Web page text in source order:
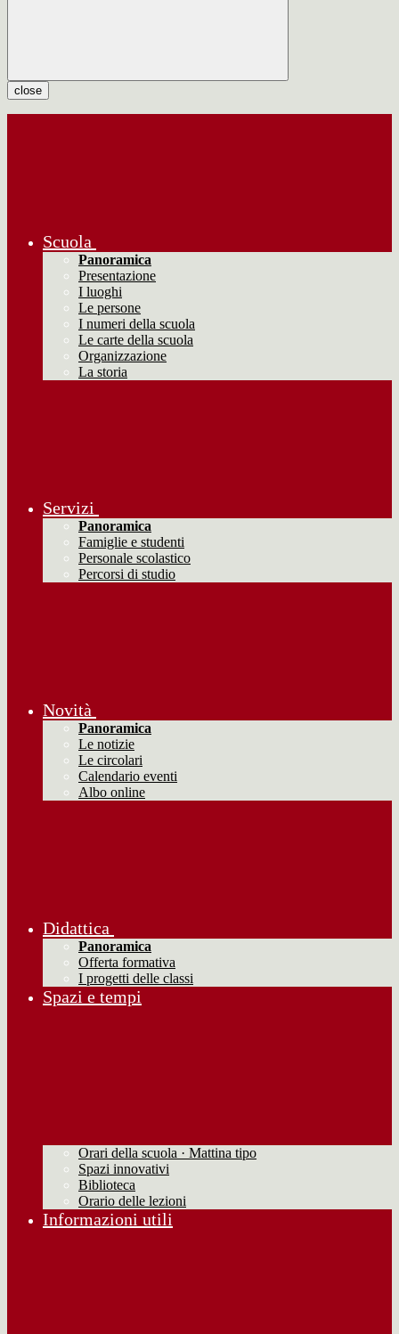
close
Scuola
Panoramica
Presentazione
I luoghi
Le persone
I numeri della scuola
Le carte della scuola
Organizzazione
La storia
Servizi
Panoramica
Famiglie e studenti
Personale scolastico
Percorsi di studio
Novità
Panoramica
Le notizie
Le circolari
Calendario eventi
Albo online
Didattica
Panoramica
Offerta formativa
I progetti delle classi
Spazi e tempi
Orari della scuola · Mattina tipo
Spazi innovativi
Biblioteca
Orario delle lezioni
Informazioni utili